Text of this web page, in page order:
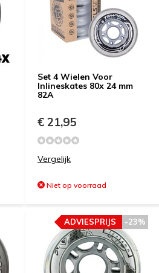
Set 4 Wielen Voor
Inlineskates 80x 24 mm
82A
€ 21,95
Vergelijk
Niet op voorraad
-23%
ADVIESPRIJS